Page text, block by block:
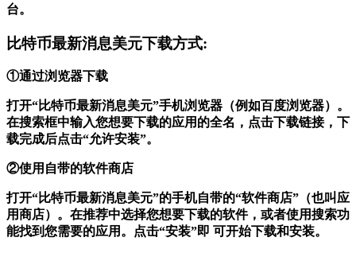
台。
比特币最新消息美元下载方式:
①通过浏览器下载
打开“比特币最新消息美元”手机浏览器（例如百度浏览器）。
在搜索框中输入您想要下载的应用的全名，点击下载链接，下
载完成后点击“允许安装”。
②使用自带的软件商店
打开“比特币最新消息美元”的手机自带的“软件商店”（也叫应
用商店）。在推荐中选择您想要下载的软件，或者使用搜索功
能找到您需要的应用。点击“安装”即 可开始下载和安装。